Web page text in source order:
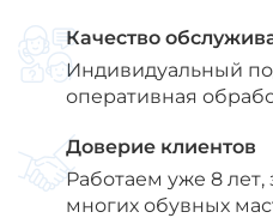
Качество
Индивидуальный
оперативная
Доверие клиентов
Работаем уже 8
многих обувных